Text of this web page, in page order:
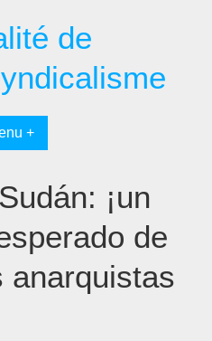
de
+
¡un
de
anarquistas